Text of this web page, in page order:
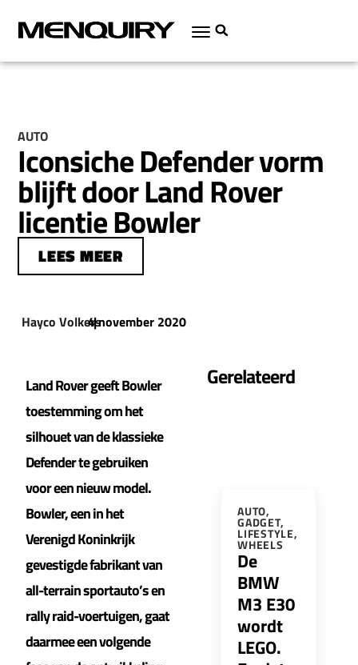
AUTO
Iconsiche Defender vorm
blijft door Land Rover
licentie Bowler
LEES MEER
Hayco Volkers
|
4 november 2020
Land Rover geeft Bowler
toestemming om het
silhouet van de klassieke
Defender te gebruiken
voor een nieuw model.
Bowler, een in het
Verenigd Koninkrijk
gevestigde fabrikant van
all-terrain sportauto’s en
rally raid-voertuigen, gaat
daarmee een volgende
Gerelateerd
AUTO,
GADGET,
LIFESTYLE,
WHEELS
De
BMW
M3 E30
wordt
LEGO.